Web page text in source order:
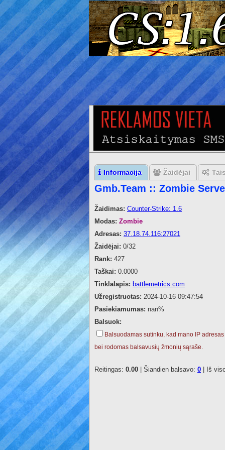
Informacija Žaidėjai
Gmb.Team :: Zombie
Žaidimas: Counter-Strike: 1.6
Modas: Zombie
Adresas: 37.18.74.116:27021
Žaidėjai: 0/32
Rank: 427
Taškai: 0.0000
Tinklalapis: battlemetrics.com
Užregistruotas: 2024-10-16 09:47:54
Pasiekiamumas: nan%
Balsuok:
Balsuodamas sutinku, kad mano IP
bei rodomas balsavusių žmonių sąraše.
Reitingas: 0.00 | Šiandien balsavo: 0 | Iš